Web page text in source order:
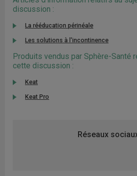
discussion :
La rééducation périnéale
Les solutions à l'incontinence
Produits vendus par Sphère-Santé
cette discussion :
Keat
Keat Pro
Réseaux